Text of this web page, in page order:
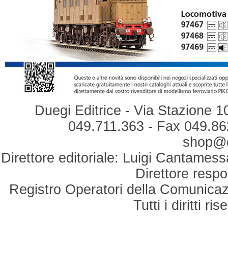
Duegi Editrice - Via Stazione
049.711.363 - Fax
Direttore editoriale: Luigi
Direttore
Registro Operatori della
Tutti i diritti